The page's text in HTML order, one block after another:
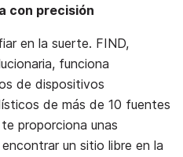
con precisión
en la suerte. FIND,
funciona
de dispositivos
de más de 10 fuentes
proporciona unas
un sitio libre en la